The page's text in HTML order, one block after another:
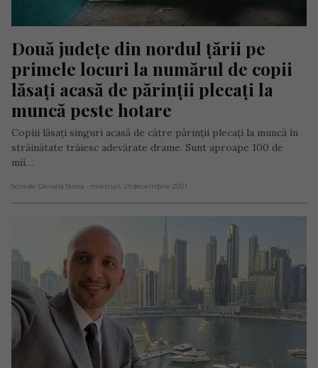
Două județe din nordul țării pe
primele locuri la numărul de copii
lăsaţi acasă de părinţii plecaţi la
muncă peste hotare
Copiii lăsaţi singuri acasă de către părinţii plecaţi la muncă în
străinătate trăiesc adevărate drame. Sunt aproape 100 de
mii…
Scris de Daniela Stoica - miercuri, 29 decembrie 2021